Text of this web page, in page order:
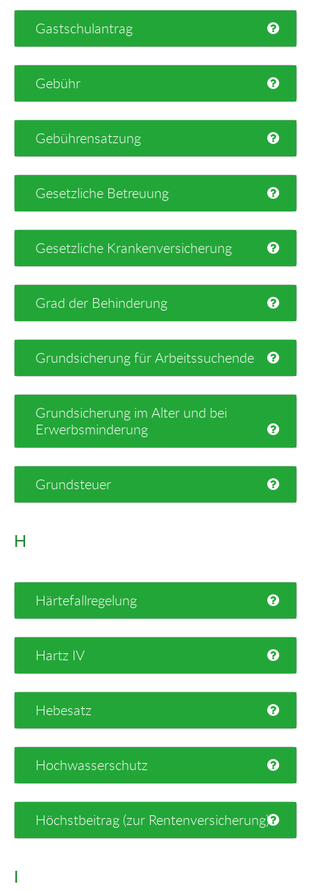
Gastschulantrag
Gebühr
Gebührensatzung
Gesetzliche Betreuung
Gesetzliche Krankenversicherung
Grad der Behinderung
Grundsicherung für Arbeitssuchende
Grundsicherung im Alter und bei
Erwerbsminderung
Grundsteuer
H
Härtefallregelung
Hartz IV
Hebesatz
Hochwasserschutz
Höchstbeitrag (zur Rentenversicherung)
I